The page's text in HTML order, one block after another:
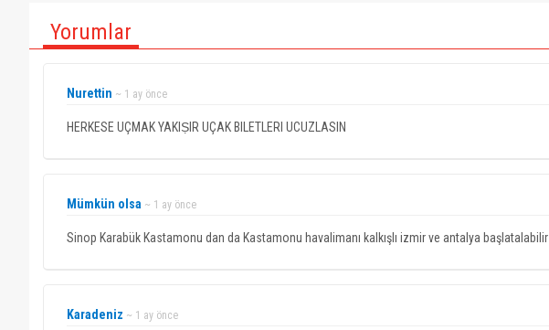
Yorumlar
Nurettin ~ 1 ay önce
HERKESE UÇMAK YAKIṢIR UÇAK BILETLERI UCUZLASIN
Mümkün olsa ~ 1 ay önce
Sinop Karabük Kastamonu dan da Kastamonu havalimanı kalkışlı izmir ve antalya başlatalabilir
Karadeniz ~ 1 ay önce